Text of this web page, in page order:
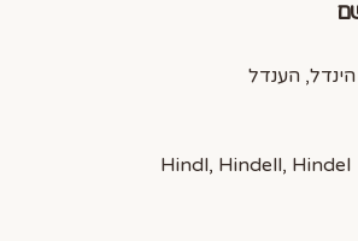
הינדל, הענדל
Hindl, Hindell, Hindel